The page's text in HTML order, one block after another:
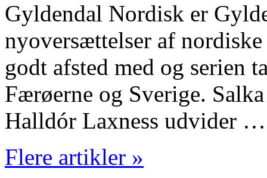
Gyldendal Nordisk er
nyoversættelser af
godt afsted med og serien
Færøerne og Sverige.
Halldór Laxness udvider …
Flere artikler »